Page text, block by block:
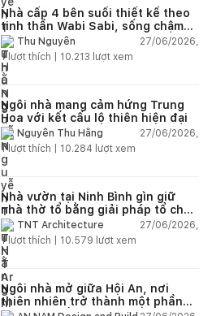
Nhà cấp 4 bên suối thiết kế theo
tinh thần Wabi Sabi, sống chậm
giữa thiên nhiên
Thu Nguyễn
27/06/2026,
1lượt thích | 10.213 lượt xem
Ngôi nhà mang cảm hứng Trung
Hoa với kết cấu lộ thiên hiện đại
Nguyễn Thu Hằng
27/06/2026,
1lượt thích | 10.284 lượt xem
Nhà vườn tại Ninh Bình gìn giữ
nhà thờ tổ bằng giải pháp tổ chức
lại không gian
TNT Architecture
27/06/2026,
1lượt thích | 10.579 lượt xem
Ngôi nhà mở giữa Hội An, nơi
thiên nhiên trở thành một phần